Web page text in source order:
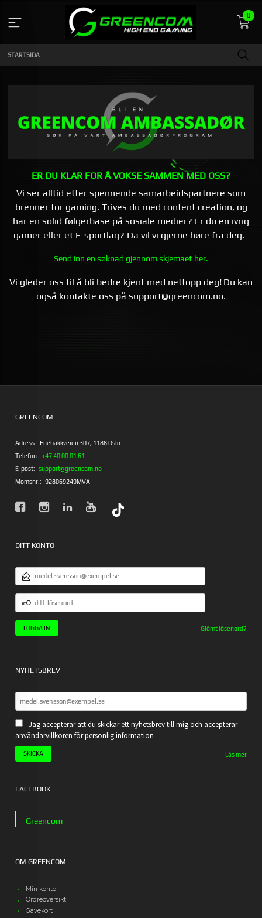
innehåll
0
STARTSIDA
ER DU KLAR FOR Å VOKSE SAMMEN MED OSS?
Vi ser alltid etter spennende samarbeidspartnere som
brenner for gaming. Trives du med content creation, og
har en solid følgerbase på sosiale medier? Er du en ivrig
gamer eller et E-sportlag? Da vil vi gjerne høre fra deg.
Send inn en søknad gjennom skjemaet her.
Vi gleder oss til å bli bedre kjent med nettopp deg! Du kan
også kontakte oss på support@greencom.no.
GREENCOM
Adress:
Enebakkveien 307, 1188 Oslo
Telefon: +47 40 00 01 61
E-post: support@greencom.no
Momsnr.: 928069249MVA
DITT KONTO
E-
POSTADRESS
DITT
LÖSENORD
Glömt lösenord?
NYHETSBREV
Jag accepterar att du skickar ett nyhetsbrev till mig och accepterar
användarvillkoren för personlig information
Läs mer
FACEBOOK
Greencom
OM GREENCOM
Min konto
Ordreoversikt
Gavekort